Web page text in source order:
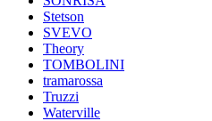
Stetson
SVEVO
Theory
TOMBOLINI
tramarossa
Truzzi
Waterville